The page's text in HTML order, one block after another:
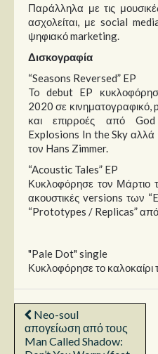
Παράλληλα με τις
ασχολείται, με social
ψηφιακό marketing.
Δισκογραφία
“Seasons Reversed” EP
To debut EP
2020 σε
και επιρροές από
Explosions In the Sky αλλά
τον Hans Zimmer.
“Acoustic Tales” EP
Κυκλοφόρησε τον Μάρτιο
ακουστικές versions των
“Prototypes / Replicas”
"Pale Dot" single
Κυκλοφόρησε το καλοκαίρι
Neo-soul
απογείωση από τους
Man Called Shadow: